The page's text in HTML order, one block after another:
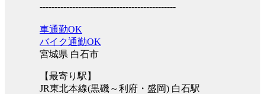
----------------------------------------------
車通勤OK
バイク通勤OK
宮城県 白石市
【最寄り駅】
JR東北本線(黒磯～利府・盛岡) 白石駅